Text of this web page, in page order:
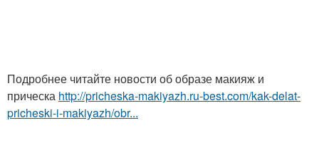
Подробнее читайте новости об образе макияж и
прическа http://pricheska-makiyazh.ru-best.com/kak-delat-
pricheski-i-makiyazh/obr...